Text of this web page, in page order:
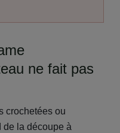
ne fait pas
crochetées ou
de la découpe à